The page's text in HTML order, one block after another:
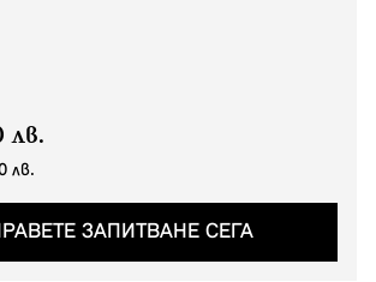
лв.
лв.
ЗАПИТВАНЕ СЕГА